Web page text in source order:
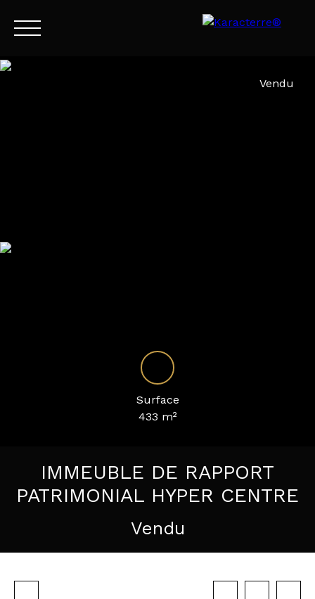
Vendu
Surface
433 m²
IMMEUBLE DE RAPPORT
PATRIMONIAL HYPER CENTRE
Vendu